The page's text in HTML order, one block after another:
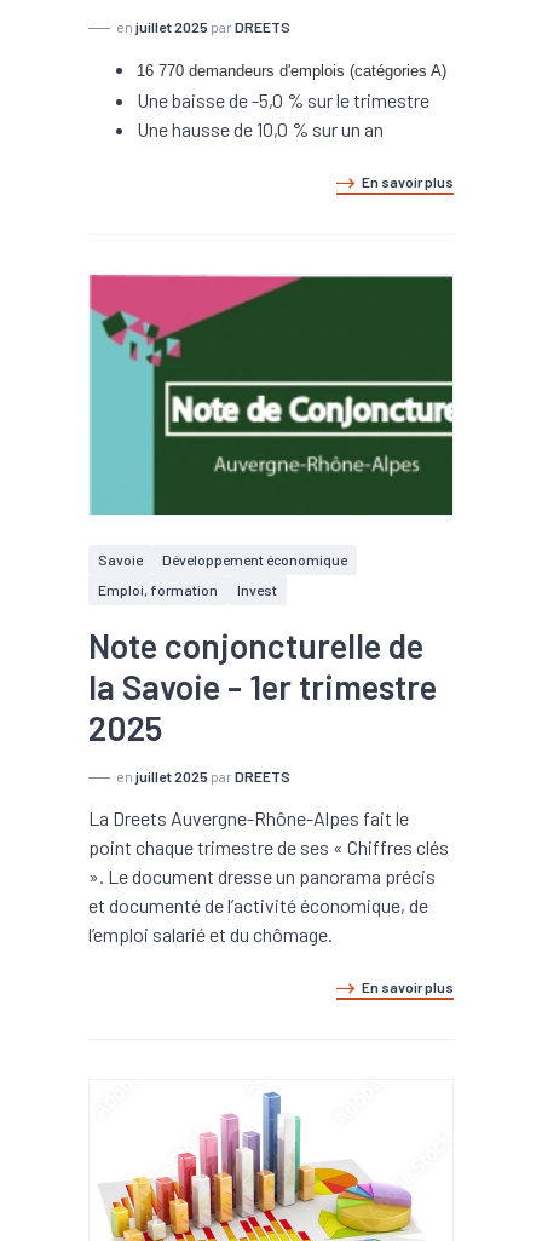
en juillet 2025 par DREETS
16 770 demandeurs d'emplois (catégories A)
Une baisse de -5,0 % sur le trimestre
Une hausse de 10,0 % sur un an
En savoir plus
Savoie
Développement économique
Emploi, formation
Invest
Note conjoncturelle de
la Savoie - 1er trimestre
2025
en juillet 2025 par DREETS
La Dreets Auvergne-Rhône-Alpes fait le
point chaque trimestre de ses « Chiffres clés
». Le document dresse un panorama précis
et documenté de l’activité économique, de
l’emploi salarié et du chômage.
En savoir plus